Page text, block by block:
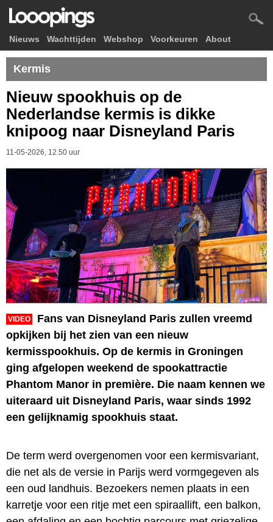
Nieuws Wachttijden Webshop Voorkeuren About
Kermis
Nieuw spookhuis op de
Nederlandse kermis is dikke
knipoog naar Disneyland Paris
11-05-2026, 12.50 uur
VIDEO
Fans van Disneyland Paris zullen vreemd
opkijken bij het zien van een nieuw
kermisspookhuis. Op de kermis in Groningen
ging afgelopen weekend de spookattractie
Phantom Manor in première. Die naam kennen we
uiteraard uit Disneyland Paris, waar sinds 1992
een gelijknamig spookhuis staat.
De term werd overgenomen voor een kermisvariant,
die net als de versie in Parijs werd vormgegeven als
een oud landhuis. Bezoekers nemen plaats in een
karretje voor een ritje met een spiraallift, een balkon,